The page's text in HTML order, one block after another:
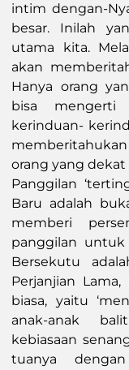
intim dengan-
besar. Inilah
utama kita.
akan
Hanya orang
bisa mengerti
kerinduan-
orang yang
Panggilan
Baru adalah
memberi
panggilan untuk
Bersekutu
Perjanjian
biasa, yaitu
anak-anak
kebiasaan
tuanya